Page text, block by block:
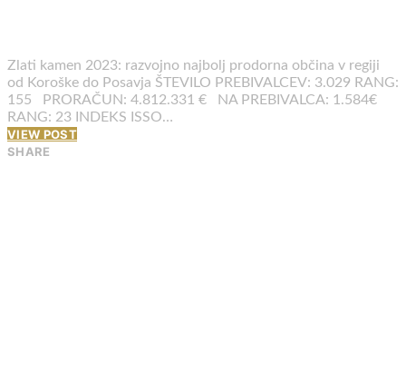
Zlati kamen 2023: razvojno najbolj prodorna občina v regiji
od Koroške do Posavja ŠTEVILO PREBIVALCEV: 3.029 RANG:
155 PRORAČUN: 4.812.331 € NA PREBIVALCA: 1.584€
RANG: 23 INDEKS ISSO…
VIEW POST
SHARE